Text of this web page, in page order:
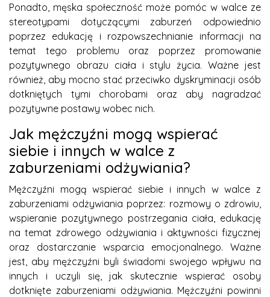
Ponadto, męska społeczność może pomóc w walce ze
stereotypami dotyczącymi zaburzeń odpowiednio
poprzez edukację i rozpowszechnianie informacji na
temat tego problemu oraz poprzez promowanie
pozytywnego obrazu ciała i stylu życia. Ważne jest
również, aby mocno stać przeciwko dyskryminacji osób
dotkniętych tymi chorobami oraz aby nagradzać
pozytywne postawy wobec nich.
Jak mężczyźni mogą wspierać
siebie i innych w walce z
zaburzeniami odżywiania?
Mężczyźni mogą wspierać siebie i innych w walce z
zaburzeniami odżywiania poprzez: rozmowy o zdrowiu,
wspieranie pozytywnego postrzegania ciała, edukację
na temat zdrowego odżywiania i aktywności fizycznej
oraz dostarczanie wsparcia emocjonalnego. Ważne
jest, aby mężczyźni byli świadomi swojego wpływu na
innych i uczyli się, jak skutecznie wspierać osoby
dotknięte zaburzeniami odżywiania. Mężczyźni powinni